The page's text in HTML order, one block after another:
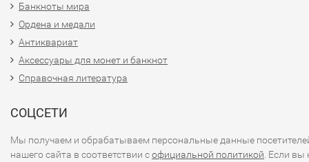
Банкноты мира
Ордена и медали
Антиквариат
Аксессуары для монет и банкнот
Справочная литература
СОЦСЕТИ
Мы получаем и обрабатываем персональные данные
нашего сайта в соответствии софициальной политикой . Если вы